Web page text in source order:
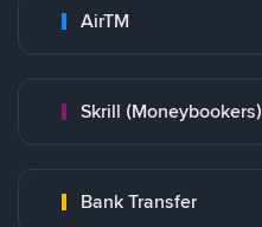
AirTM
Skrill (Moneybookers)
Bank Transfer